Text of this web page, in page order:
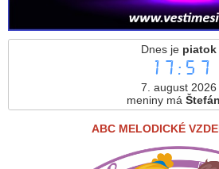
Dnes je piatok
17:57
7. august 2026
meniny má
ABC MELODICKÉ